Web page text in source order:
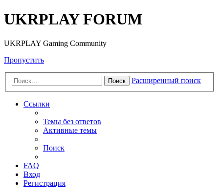
UKRPLAY FORUM
UKRPLAY Gaming Community
Пропустить
Поиск Расширенный поиск
Ссылки
Темы без ответов
Активные темы
Поиск
FAQ
Вход
Регистрация